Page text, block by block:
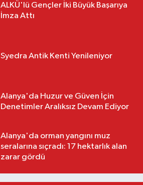
ALKÜ'lü Gençler İki Büyük Başarıya
İmza Attı
Syedra Antik Kenti Yenileniyor
Alanya'da Huzur ve Güven İçin
Denetimler Aralıksız Devam Ediyor
Alanya'da orman yangını muz
seralarına sıçradı: 17 hektarlık alan
zarar gördü